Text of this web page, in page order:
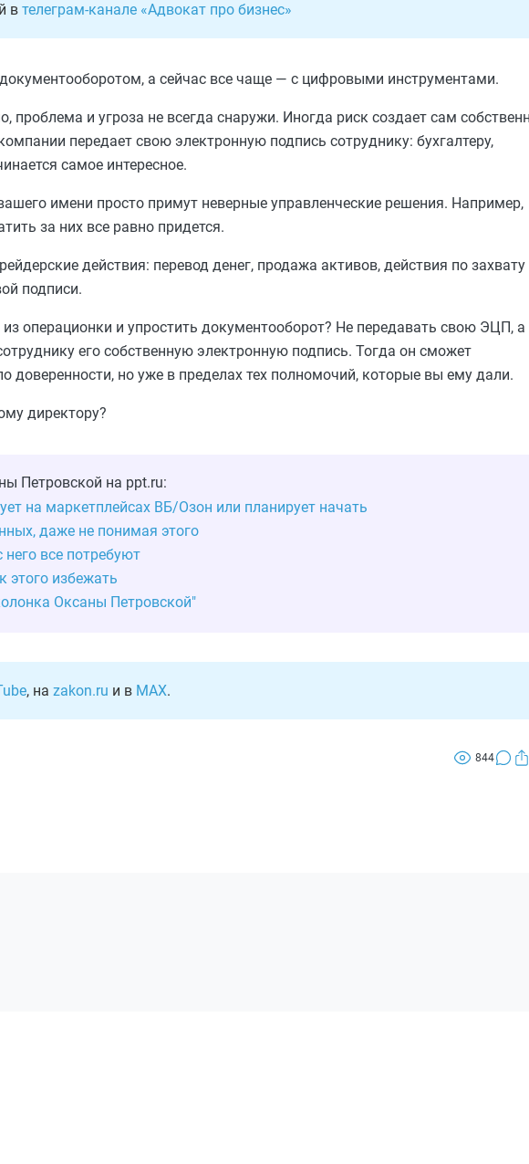
в телеграм-канале «Адвокат про бизнес»
а сейчас все чаще — с цифровыми инструментами.
проблема и угроза не всегда снаружи. Иногда риск создает сам
передает свою электронную подпись сотруднику: бухгалтеру,
самое интересное.
имени просто примут неверные управленческие решения. Например,
за них все равно придется.
действия: перевод денег, продажа активов, действия по захвату
подписи.
операционки и упростить документооборот? Не передавать свою ЭЦП, а
его собственную электронную подпись. Тогда он сможет
доверенности, но уже в пределах тех полномочий, которые вы ему дали.
директору?
Петровской на ppt.ru:
на маркетплейсах ВБ/Озон или планирует начать
даже не понимая этого
все потребуют
этого избежать
Оксаны Петровской"
, на zakon.ru и в MAX.
844